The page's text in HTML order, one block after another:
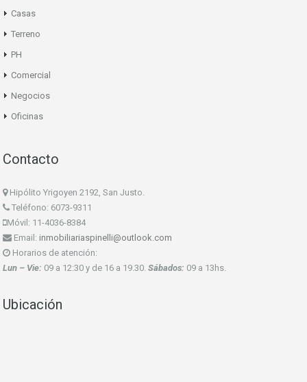
Casas
Terreno
PH
Comercial
Negocios
Oficinas
Contacto
Hipólito Yrigoyen 2192, San Justo.
Teléfono: 6073-9311
Móvil: 11-4036-8384
Email: inmobiliariaspinelli@outlook.com
Horarios de atención:
Lun – Vie: 09 a 12:30 y de 16 a 19.30. Sábados: 09 a 13hs.
Ubicación